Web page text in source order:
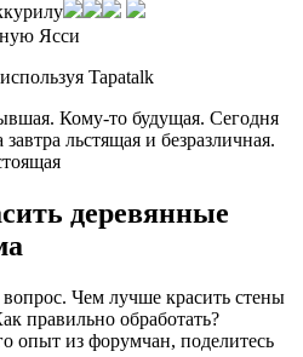
Ясси
Tapatalk
Кому-то будущая. Сегодня
льстящая и безразличная.
деревянные
Чем лучше красить стены
правильно обработать?
опыт из форумчан, поделитесь